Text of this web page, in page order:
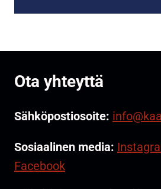
Ota yhteyttä
Sähköpostiosoite:
Sosiaalinen media:
Facebook